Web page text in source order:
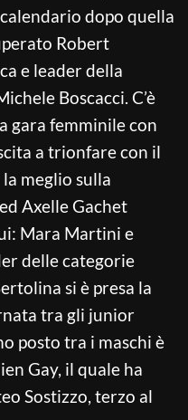
dopo quella
Robert
e leader della
Boscacci. C’è
gara femminile con
a trionfare con il
meglio sulla
Axelle Gachet
Mara Martini e
delle categorie
si è presa la
tra gli junior
posto tra i maschi è
Gay, il quale ha
Sostizzo, terzo al